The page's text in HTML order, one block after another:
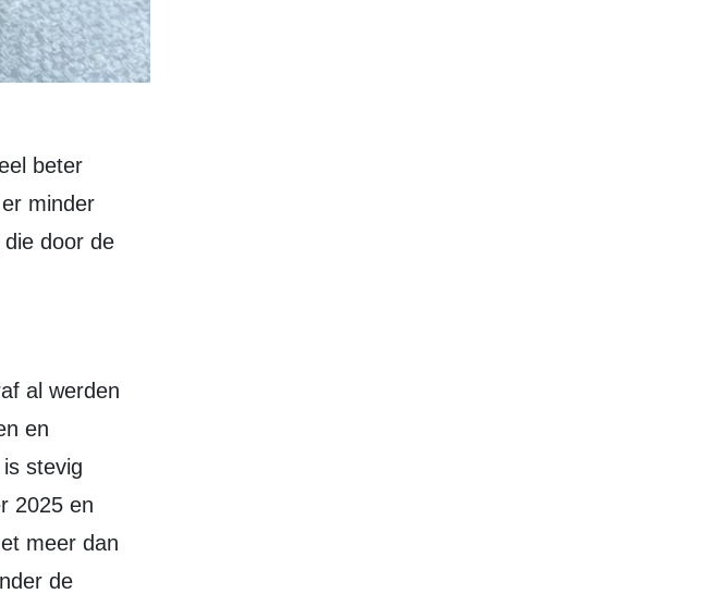
minder
door de
en
stevig
2025 en
meer dan
de